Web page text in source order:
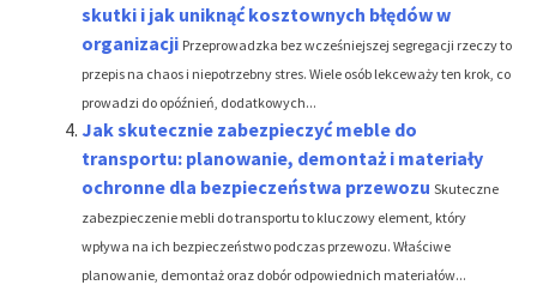
skutki i jak uniknąć kosztownych błędów w
organizacji Przeprowadzka bez wcześniejszej segregacji rzeczy to
przepis na chaos i niepotrzebny stres. Wiele osób lekceważy ten krok, co
prowadzi do opóźnień, dodatkowych...
Jak skutecznie zabezpieczyć meble do
transportu: planowanie, demontaż i materiały
ochronne dla bezpieczeństwa przewozu Skuteczne
zabezpieczenie mebli do transportu to kluczowy element, który
wpływa na ich bezpieczeństwo podczas przewozu. Właściwe
planowanie, demontaż oraz dobór odpowiednich materiałów...